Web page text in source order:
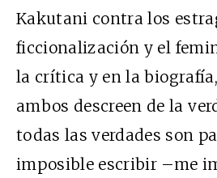
Kakutani contra los
ficcionalización y el
la crítica y en la
ambos descreen de la
todas las verdades son
imposible escribir –me